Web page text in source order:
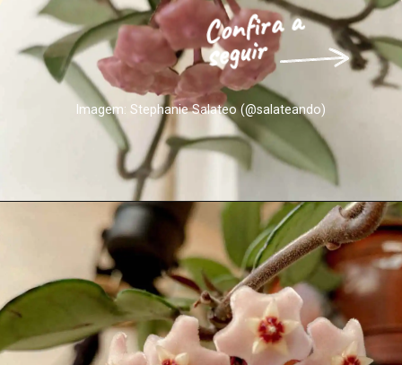
Confira a
seguir
Imagem: Stephanie Salateo (@salateando)